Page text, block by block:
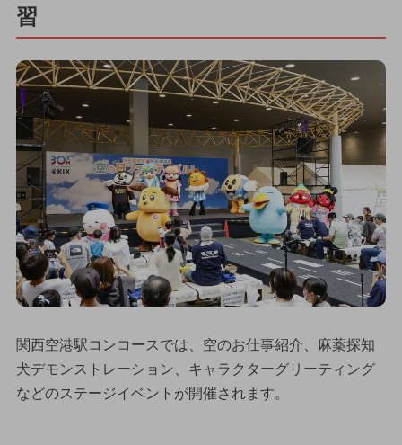
習
関西空港駅コンコースでは、空のお仕事紹介、麻薬探知
犬デモンストレーション、キャラクターグリーティング
などのステージイベントが開催されます。